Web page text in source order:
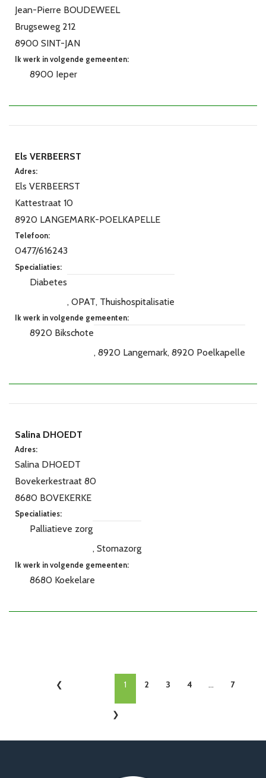
Jean-Pierre BOUDEWEEL
Brugseweg 212
8900 SINT-JAN
Ik werk in volgende gemeenten:
8900 Ieper
Els VERBEERST
Adres:
Els VERBEERST
Kattestraat 10
8920 LANGEMARK-POELKAPELLE
Telefoon:
0477/616243
Specialiaties:
Diabetes
OPAT Thuishospitalisatie
Ik werk in volgende gemeenten:
8920 Bikschote
8920 Langemark 8920 Poelkapelle
Salina DHOEDT
Adres:
Salina DHOEDT
Bovekerkestraat 80
8680 BOVEKERKE
Specialiaties:
Palliatieve zorg
Stomazorg
Ik werk in volgende gemeenten:
8680 Koekelare
1 2 3 4 ... 7